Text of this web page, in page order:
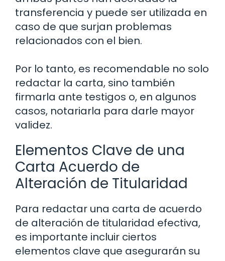
transferencia y puede ser utilizada en
caso de que surjan problemas
relacionados con el bien.
Por lo tanto, es recomendable no solo
redactar la carta, sino también
firmarla ante testigos o, en algunos
casos, notariarla para darle mayor
validez.
Elementos Clave de una
Carta Acuerdo de
Alteración de Titularidad
Para redactar una carta de acuerdo
de alteración de titularidad efectiva,
es importante incluir ciertos
elementos clave que asegurarán su